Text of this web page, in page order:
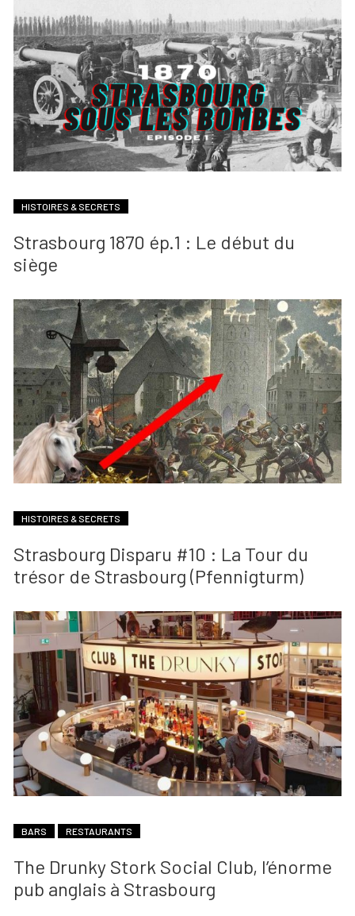
HISTOIRES & SECRETS
Strasbourg 1870 ép.1 : Le début du
siège
HISTOIRES & SECRETS
Strasbourg Disparu #10 : La Tour du
trésor de Strasbourg (Pfennigturm)
BARS RESTAURANTS
The Drunky Stork Social Club, l’énorme
pub anglais à Strasbourg